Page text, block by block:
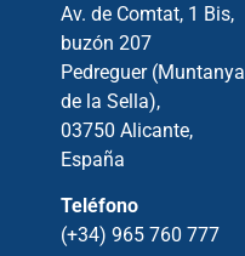
Av. de Comtat, 1 Bis,
buzón 207
Pedreguer (Muntanya
de la Sella),
03750 Alicante,
España
Teléfono
(+34) 965 760 777